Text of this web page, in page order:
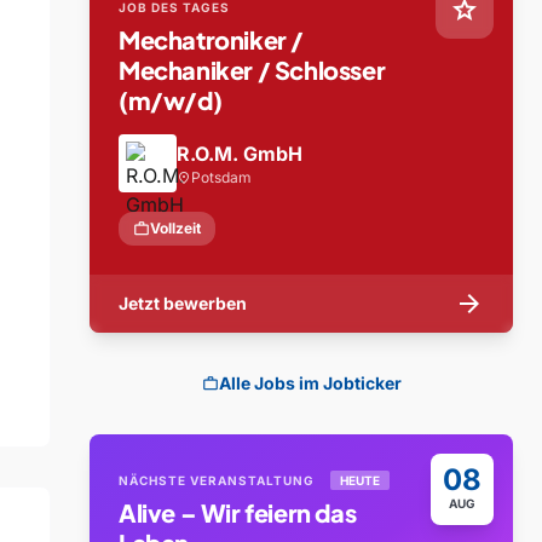
star
JOB DES TAGES
Mechatroniker /
Mechaniker / Schlosser
(m/w/d)
R.O.M. GmbH
location_on Potsdam
workVollzeit
Jetzt bewerben arrow_forward
workAlle Jobs im Jobticker
08
AUG
NÄCHSTE VERANSTALTUNG HEUTE
Alive – Wir feiern das